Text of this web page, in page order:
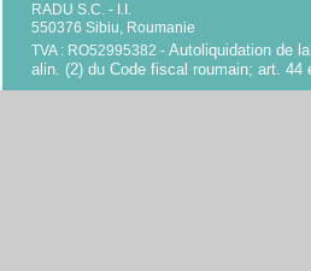
RADU S.C. - I.I.
550376 Sibiu, Roumanie
TVA : RO52995382 - Autoliquidation de
alin. (2) du Code fiscal roumain; art. 44